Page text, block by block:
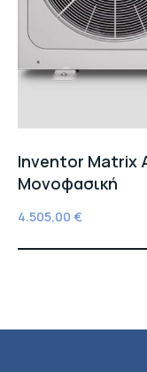
Inventor Matrix
Μονοφασική
4.505,00 €